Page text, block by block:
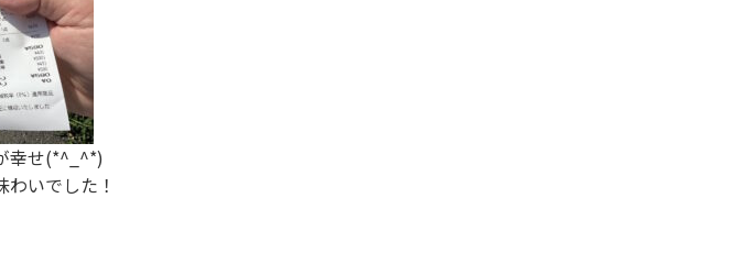
幸せ(*^_^*)
いでした！